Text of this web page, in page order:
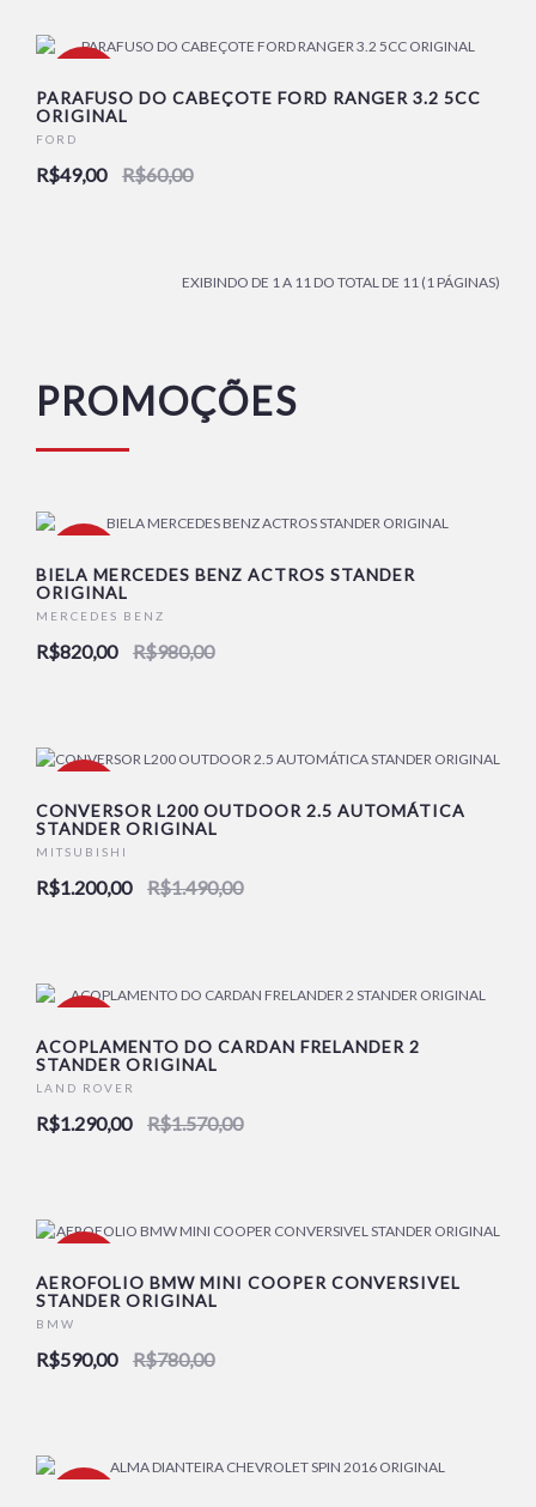
PARAFUSO DO CABEÇOTE FORD RANGER 3.2 5CC
ORIGINAL
FORD
R$49,00 R$60,00
EXIBINDO DE 1 A 11 DO TOTAL DE 11 (1 PÁGINAS)
PROMOÇÕES
BIELA MERCEDES BENZ ACTROS STANDER
ORIGINAL
MERCEDES BENZ
R$820,00 R$980,00
CONVERSOR L200 OUTDOOR 2.5 AUTOMÁTICA
STANDER ORIGINAL
MITSUBISHI
R$1.200,00 R$1.490,00
ACOPLAMENTO DO CARDAN FRELANDER 2
STANDER ORIGINAL
LAND ROVER
R$1.290,00 R$1.570,00
AEROFOLIO BMW MINI COOPER CONVERSIVEL
STANDER ORIGINAL
BMW
R$590,00 R$780,00